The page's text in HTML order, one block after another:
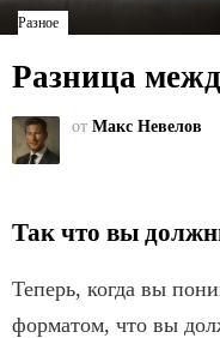
Разное
Разница
от Макс Невелов
Так что вы
Теперь, когда вы
форматом, что вы